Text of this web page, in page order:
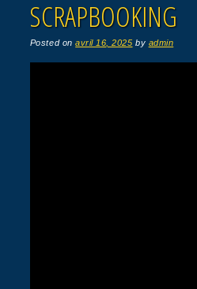
SCRAPBOOKING
Posted onavril 16, 2025 by admin